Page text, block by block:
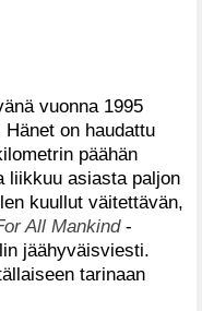
vuonna 1995
on haudattu
päähän
liikkuu asiasta paljon
kuullut väitettävän,
All Mankind-
jäähyväisviesti.
tarinaan